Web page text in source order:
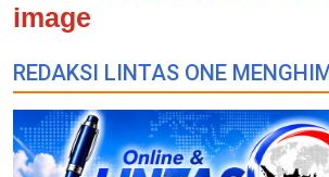
image
REDAKSI LINTAS ONE